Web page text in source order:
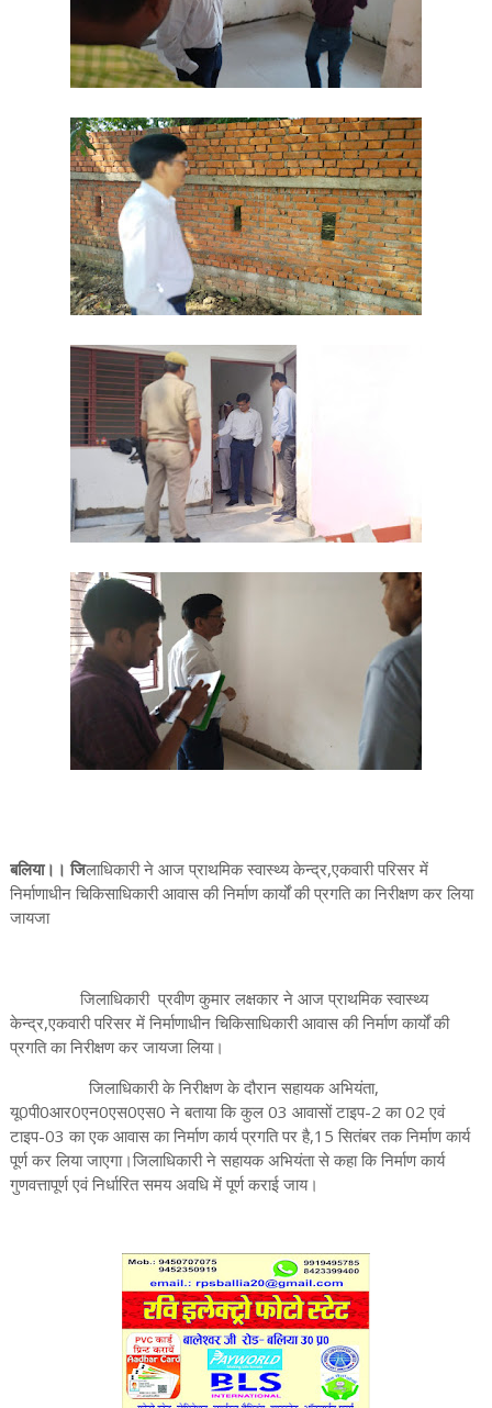
बलिया।। जिलाधिकारी ने आज प्राथमिक स्वास्थ्य केन्द्र,एकवारी परिसर में
निर्माणाधीन चिकिसाधिकारी आवास की निर्माण कार्यों की प्रगति का निरीक्षण कर लिया
जायजा
जिलाधिकारी प्रवीण कुमार लक्षकार ने आज प्राथमिक स्वास्थ्य
केन्द्र,एकवारी परिसर में निर्माणाधीन चिकिसाधिकारी आवास की निर्माण कार्यों की
प्रगति का निरीक्षण कर जायजा लिया।
जिलाधिकारी के निरीक्षण के दौरान सहायक अभियंता,
यू0पी0आर0एन0एस0एस0 ने बताया कि कुल 03 आवासों टाइप-2 का 02 एवं
टाइप-03 का एक आवास का निर्माण कार्य प्रगति पर है,15 सितंबर तक निर्माण कार्य
पूर्ण कर लिया जाएगा।जिलाधिकारी ने सहायक अभियंता से कहा कि निर्माण कार्य
गुणवत्तापूर्ण एवं निर्धारित समय अवधि में पूर्ण कराई जाय।